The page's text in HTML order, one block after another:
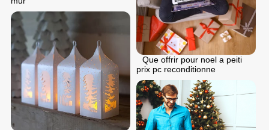
Que offrir pour noel a peiti
prix pc reconditionne